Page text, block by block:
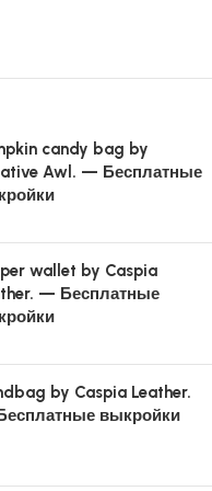
candy bag by
Awl. — Бесплатные
wallet by Caspia
— Бесплатные
by Caspia Leather.
выкройки